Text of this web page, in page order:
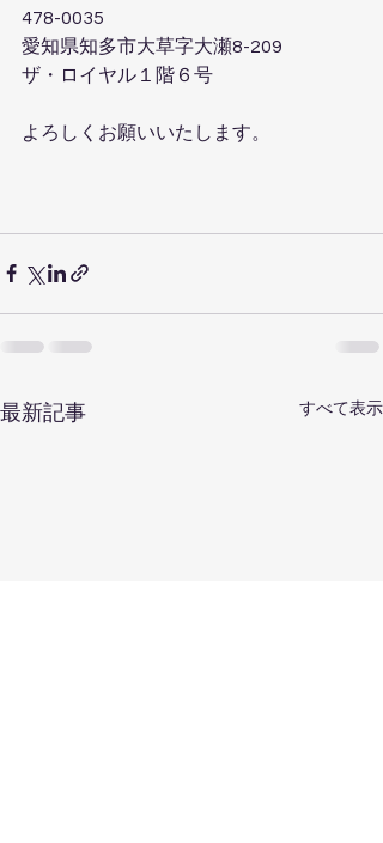
478-0035
愛知県知多市大草字大瀬8-209
ザ・ロイヤル１階６号
よろしくお願いいたします。
最新記事 すべて表示